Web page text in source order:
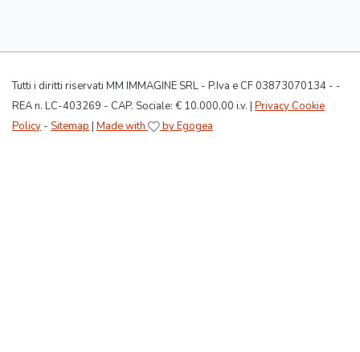
Tutti i diritti riservati MM IMMAGINE SRL - P.Iva e CF 03873070134 - -
REA n. LC-403269 - CAP. Sociale: € 10.000,00 i.v. | Privacy Cookie
Policy - Sitemap | Made with by Egogea